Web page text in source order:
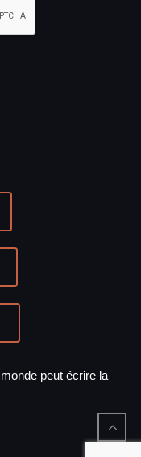
peut écrire la